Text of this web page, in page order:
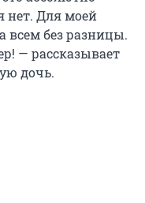
нет. Для моей
всем без разницы.
— рассказывает
дочь.